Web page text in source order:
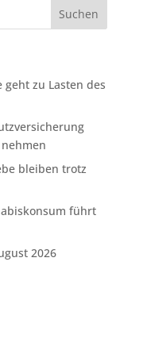
geht zu Lasten des
bleiben trotz
führt
2026